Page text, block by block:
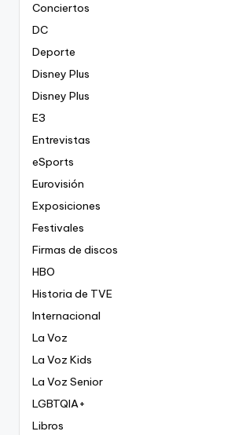
Conciertos
DC
Deporte
Disney Plus
Disney Plus
E3
Entrevistas
eSports
Eurovisión
Exposiciones
Festivales
Firmas de discos
HBO
Historia de TVE
Internacional
La Voz
La Voz Kids
La Voz Senior
LGBTQIA+
Libros